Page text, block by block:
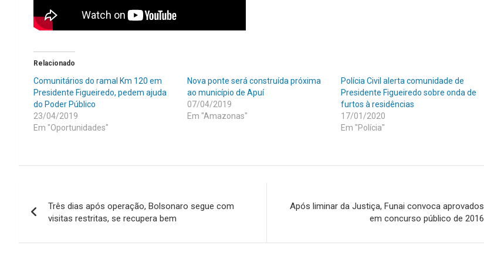
Relacionado
Comunitários do ramal Km 120 em
Presidente Figueiredo, pedem ajuda
do Poder Público
23/04/2019
Em "Oportunidades"
Nova ponte será construída próxima
ao município de Apuí
07/04/2019
Em "Amazonas"
Polícia Civil alerta comunidade de
Presidente Figueiredo sobre onda de
furtos à residências
17/01/2020
Em "Polícia"
de
Post
Três dias após operação, Bolsonaro segue com
visitas restritas, se recupera bem
Após liminar da Justiça, Funai convoca aprovados
em concurso público de 2016